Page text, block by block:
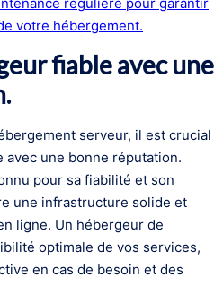
votre hébergement.
fiable avec une
serveur, il est crucial
une bonne réputation.
pour sa fiabilité et son
une infrastructure solide et
ligne. Un hébergeur de
optimale de vos services,
en cas de besoin et des